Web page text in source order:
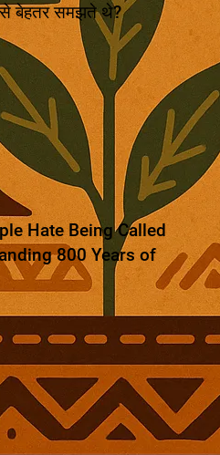
बेहतर समझते थे?
Hate Being Called
800 Years of